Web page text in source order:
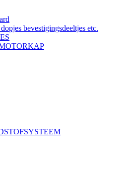
bevestigingsdeeltjes etc.